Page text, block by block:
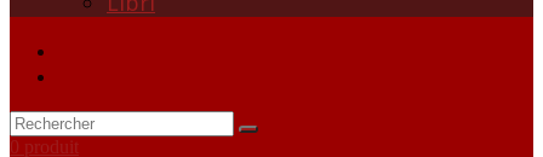
0 produit